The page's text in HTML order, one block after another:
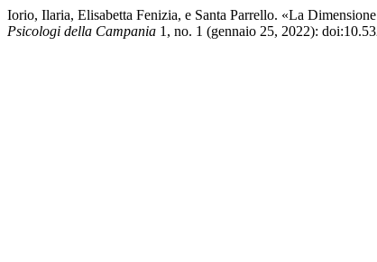
Iorio, Ilaria, Elisabetta Fenizia, e Santa Parrello. «La
Psicologi della Campania 1, no. 1 (gennaio 25, 2022):